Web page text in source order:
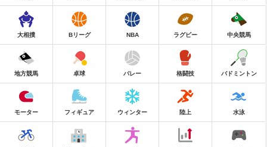
大相撲 Bリーグ NBA ラグビー 中央競馬
地方競馬 卓球 バレー 格闘技 バドミントン
モーター フィギュア ウィンター 陸上 水泳